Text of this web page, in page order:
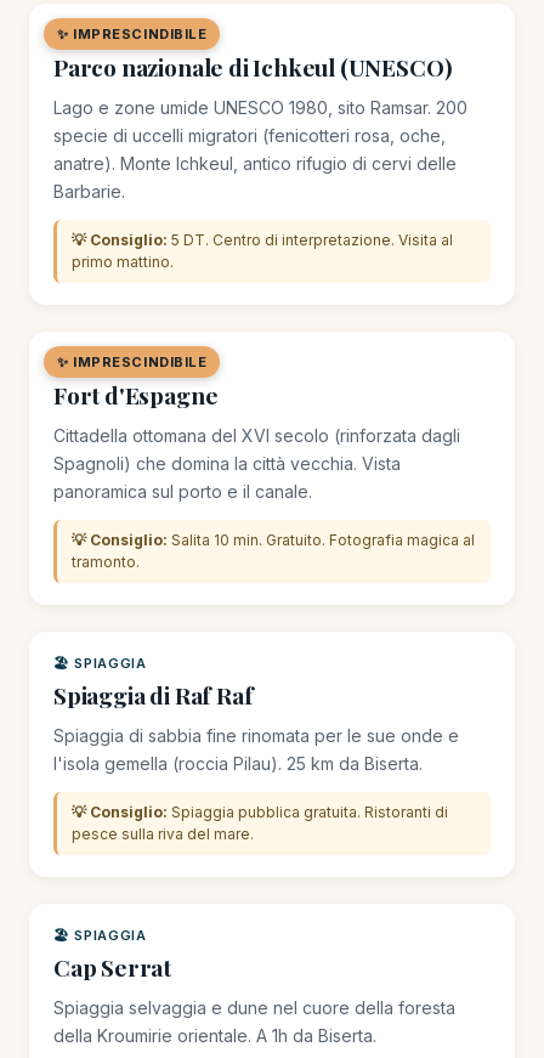
✨ IMPRESCINDIBILE
🌿 SITO NATURALE
Parco nazionale di Ichkeul (UNESCO)
Lago e zone umide UNESCO 1980, sito Ramsar. 200
specie di uccelli migratori (fenicotteri rosa, oche,
anatre). Monte Ichkeul, antico rifugio di cervi delle
Barbarie.
💡 Consiglio: 5 DT. Centro di interpretazione. Visita al
primo mattino.
✨ IMPRESCINDIBILE
🏛️ MONUMENTO
Fort d'Espagne
Cittadella ottomana del XVI secolo (rinforzata dagli
Spagnoli) che domina la città vecchia. Vista
panoramica sul porto e il canale.
💡 Consiglio: Salita 10 min. Gratuito. Fotografia magica al
tramonto.
🏖️ SPIAGGIA
Spiaggia di Raf Raf
Spiaggia di sabbia fine rinomata per le sue onde e
l'isola gemella (roccia Pilau). 25 km da Biserta.
💡 Consiglio: Spiaggia pubblica gratuita. Ristoranti di
pesce sulla riva del mare.
🏖️ SPIAGGIA
Cap Serrat
Spiaggia selvaggia e dune nel cuore della foresta
della Kroumirie orientale. A 1h da Biserta.